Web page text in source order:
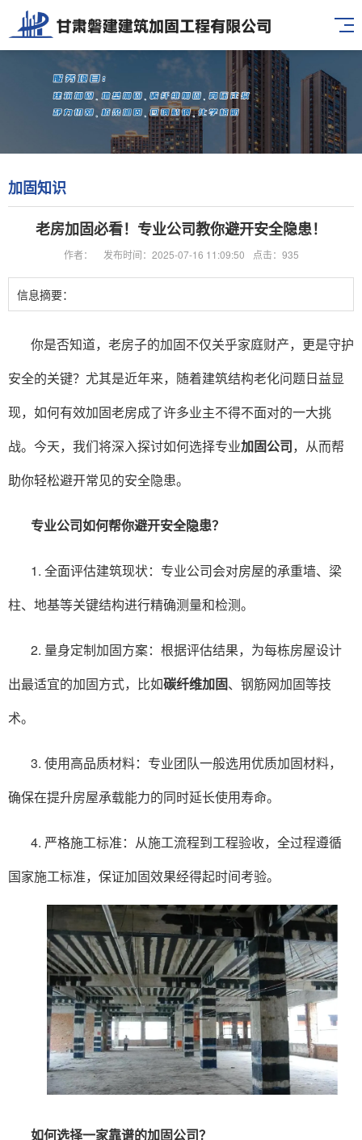
加固知识
老房加固必看！专业公司教你避开安全隐患！
作者： 发布时间：2025-07-16 11:09:50 点击：935
信息摘要：
你是否知道，老房子的加固不仅关乎家庭财产，更是守护
安全的关键？尤其是近年来，随着建筑结构老化问题日益显
现，如何有效加固老房成了许多业主不得不面对的一大挑
战。今天，我们将深入探讨如何选择专业加固公司，从而帮
助你轻松避开常见的安全隐患。
专业公司如何帮你避开安全隐患？
1. 全面评估建筑现状：专业公司会对房屋的承重墙、梁
柱、地基等关键结构进行精确测量和检测。
2. 量身定制加固方案：根据评估结果，为每栋房屋设计
出最适宜的加固方式，比如碳纤维加固、钢筋网加固等技
术。
3. 使用高品质材料：专业团队一般选用优质加固材料，
确保在提升房屋承载能力的同时延长使用寿命。
4. 严格施工标准：从施工流程到工程验收，全过程遵循
国家施工标准，保证加固效果经得起时间考验。
如何选择一家靠谱的加固公司？